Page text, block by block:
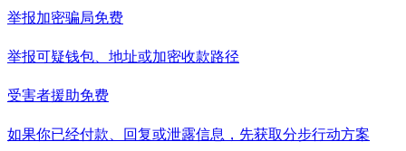
举报加密骗局免费
举报可疑钱包、地址或加密收款路径
受害者援助免费
如果你已经付款、回复或泄露信息，先获取分步行动方案